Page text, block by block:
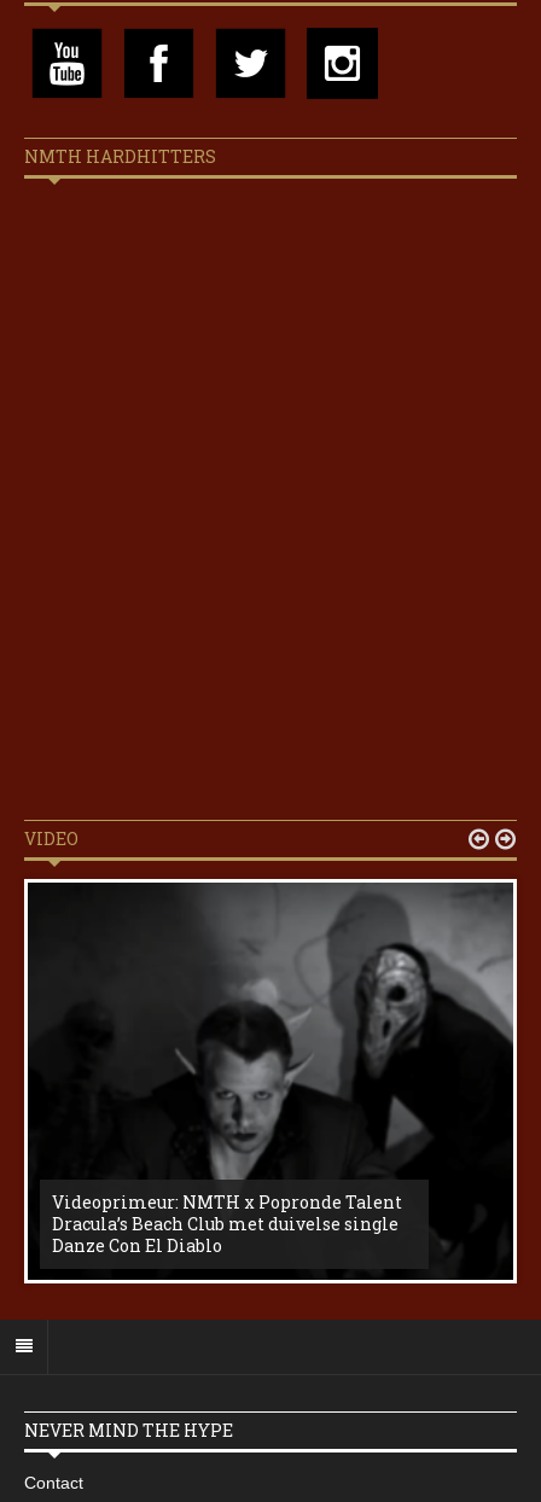
NMTH HARDHITTERS
VIDEO
Videoprimeur: NMTH x Popronde Talent
Dracula’s Beach Club met duivelse single
Danze Con El Diablo
 
NEVER MIND THE HYPE
Contact